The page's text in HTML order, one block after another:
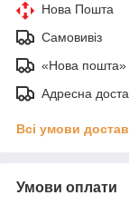
Нова Пошта
Самовивіз
«Нова пошта»
Адресна
Всі умови
Умови оплати